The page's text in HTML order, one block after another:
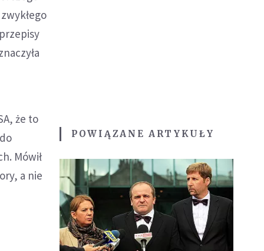
że to
Mówił
a nie
POWIĄZANE ARTYKUŁY